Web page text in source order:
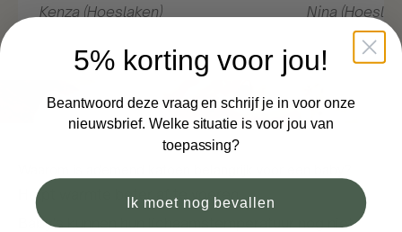
Kenza (Hoeslaken) Nina
Helpt warmte beter af te voeren
Baby's kunnen hun lichaamstemperatuur nog niet
5% korting voor jou!
Beantwoord deze vraag en schrijf je in voor onze
nieuwsbrief. Welke situatie is voor jou van
toepassing?
Ik moet nog bevallen